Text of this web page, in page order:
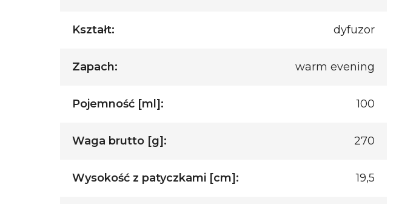
Kształt: dyfuzor
Zapach: warm evening
Pojemność [ml]: 100
Waga brutto [g]: 270
Wysokość z patyczkami [cm]: 19,5